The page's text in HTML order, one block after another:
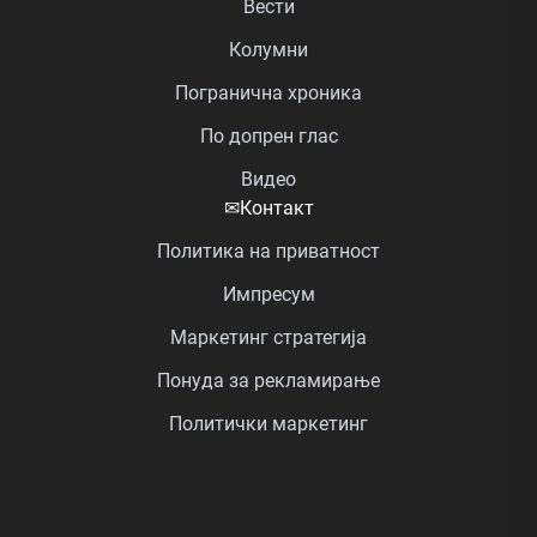
Вести
Колумни
Погранична хроника
По допрен глас
Видео
✉Контакт
Политика на приватност
Импресум
Маркетинг стратегија
Понуда за рекламирање
Политички маркетинг